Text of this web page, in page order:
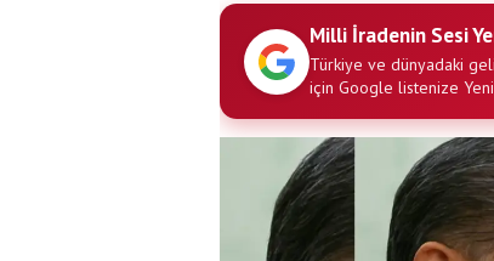
Milli İradenin Sesi
Türkiye ve dünyadaki
için Google listenize